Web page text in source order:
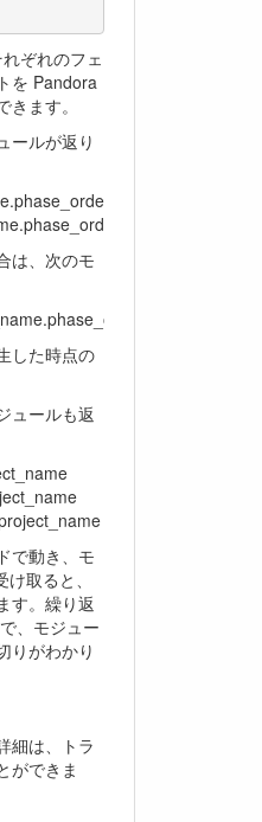
ぞれのフェ
を Pandora
ます。
ールが返り
は、次のモ
した時点の
ュールも返
で動き、モ
取ると、
す。繰り返
、モジュー
りがわかり
細は、トラ
ができま